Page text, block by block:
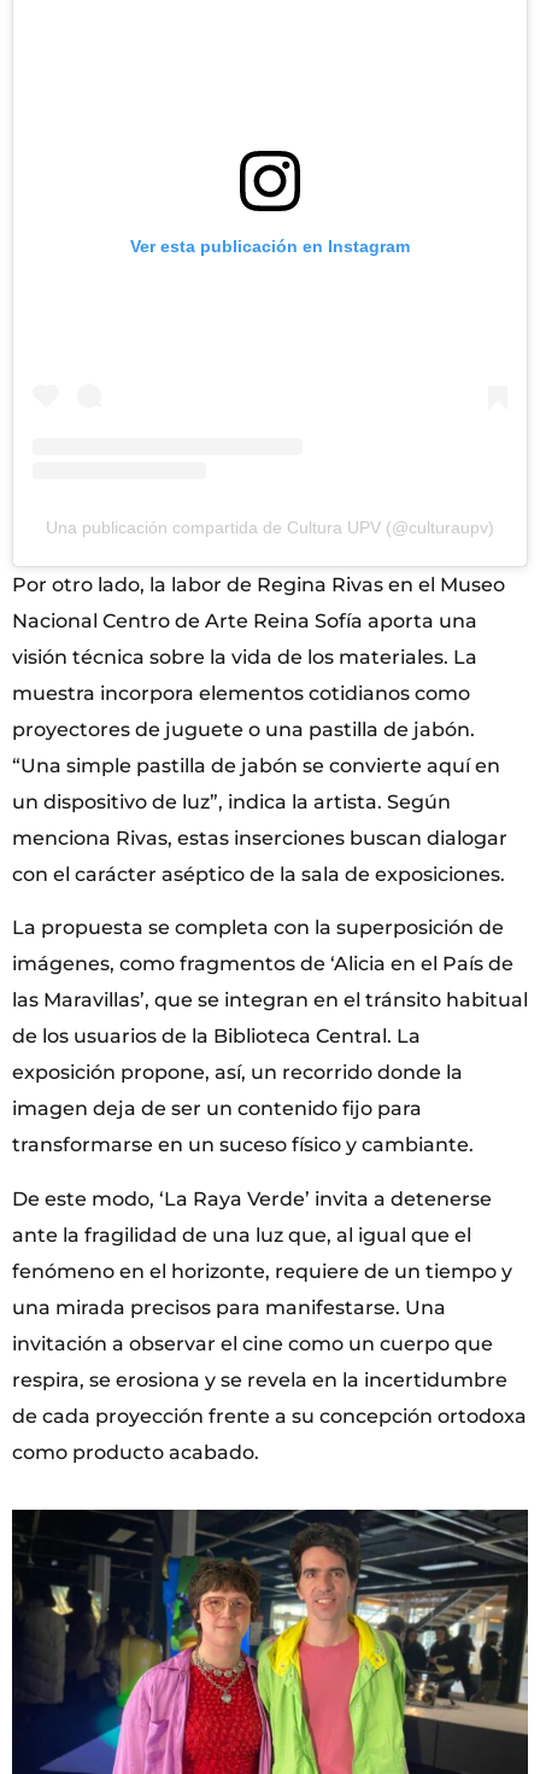
Ver esta publicación en Instagram
Una publicación compartida de Cultura UPV (@culturaupv)
Por otro lado, la labor de Regina Rivas en el Museo
Nacional Centro de Arte Reina Sofía aporta una
visión técnica sobre la vida de los materiales. La
muestra incorpora elementos cotidianos como
proyectores de juguete o una pastilla de jabón.
“Una simple pastilla de jabón se convierte aquí en
un dispositivo de luz”, indica la artista. Según
menciona Rivas, estas inserciones buscan dialogar
con el carácter aséptico de la sala de exposiciones.
La propuesta se completa con la superposición de
imágenes, como fragmentos de ‘Alicia en el País de
las Maravillas’, que se integran en el tránsito habitual
de los usuarios de la Biblioteca Central. La
exposición propone, así, un recorrido donde la
imagen deja de ser un contenido fijo para
transformarse en un suceso físico y cambiante.
De este modo, ‘La Raya Verde’ invita a detenerse
ante la fragilidad de una luz que, al igual que el
fenómeno en el horizonte, requiere de un tiempo y
una mirada precisos para manifestarse. Una
invitación a observar el cine como un cuerpo que
respira, se erosiona y se revela en la incertidumbre
de cada proyección frente a su concepción ortodoxa
como producto acabado.